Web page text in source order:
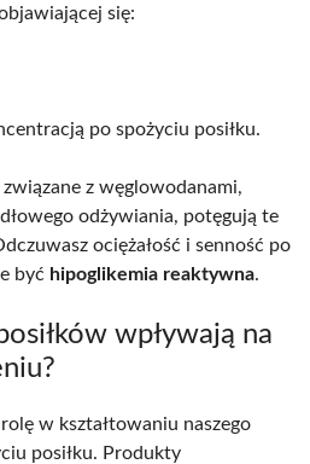
się:
po spożyciu posiłku.
z węglowodanami,
odżywiania, potęgują te
ociężałość i senność po
być hipoglikemia reaktywna.
wpływają na
w kształtowaniu naszego
posiłku. Produkty